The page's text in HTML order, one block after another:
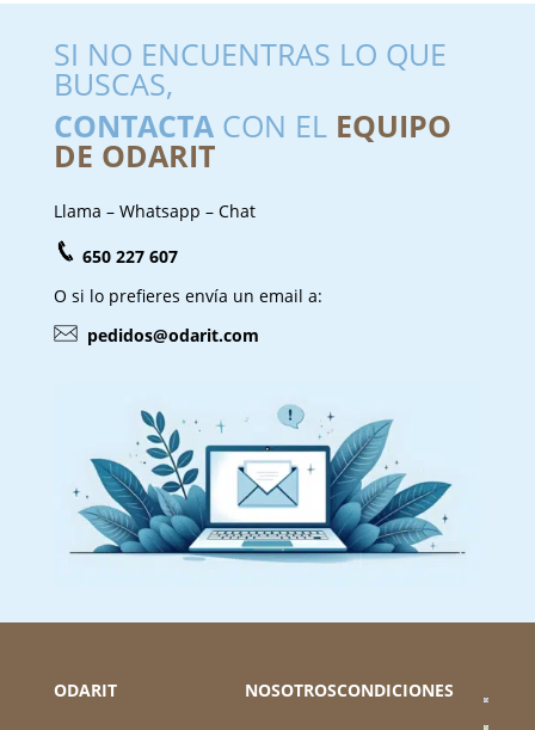
SI NO ENCUENTRAS LO QUE
BUSCAS,
CONTACTACON EL EQUIPO
DE ODARIT
Llama – Whatsapp – Chat
650 227 607
O si lo prefieres envía un email a:
pedidos@odarit.com
ODARIT NOSOTROSCONDICIONES